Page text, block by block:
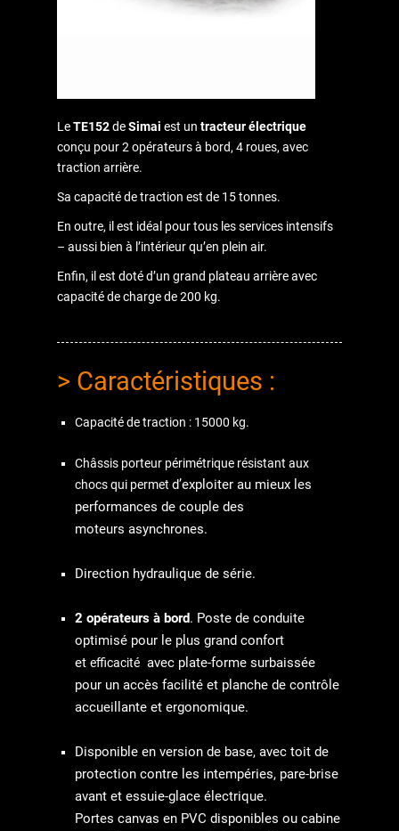
LeTE152deSimai est un tracteur électrique
conçu pour 2 opérateurs à bord, 4 roues, avec
traction arrière.
Sa capacité de traction est de 15 tonnes.
En outre, il est idéal pour tous les services intensifs
– aussi bien à l’intérieur qu’en plein air.
Enfin, il est doté d’un grand plateau arrière avec
capacité de charge de 200 kg.
> Caractéristiques :
Capacité de traction : 15000 kg.
Châssis porteur périmétrique résistant aux
chocs qui permet d’exploiter au mieux les
performances de couple des
moteurs asynchrones.
Direction hydraulique de série.
2 opérateurs à bord. Poste de conduite
optimisé pour le plus grand confort
et efficacité avec plate-forme surbaissée
pour un accès facilité et planche de contrôle
accueillante et ergonomique.
Disponible en version de base, avec toit de
protection contre les intempéries, pare-brise
avant et essuie-glace électrique.
Portes canvas en PVC disponibles ou cabine